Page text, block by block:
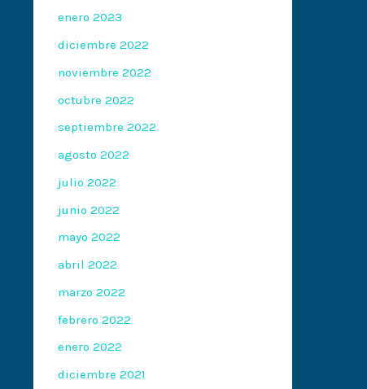
enero 2023
diciembre 2022
noviembre 2022
octubre 2022
septiembre 2022
agosto 2022
julio 2022
junio 2022
mayo 2022
abril 2022
marzo 2022
febrero 2022
enero 2022
diciembre 2021